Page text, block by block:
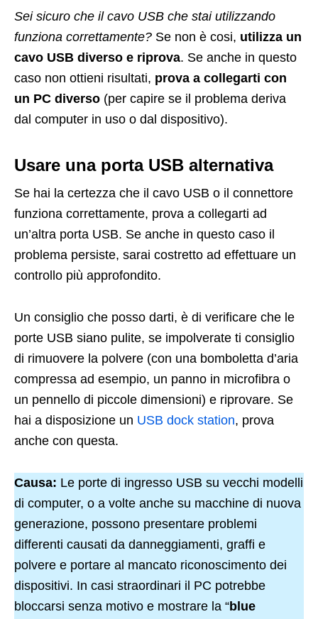
Sei sicuro che il cavo USB che stai utilizzando
funziona correttamente? Se non è cosi, utilizza un
cavo USB diverso e riprova. Se anche in questo
caso non ottieni risultati, prova a collegarti con
un PC diverso (per capire se il problema deriva
dal computer in uso o dal dispositivo).
Usare una porta USB alternativa
Se hai la certezza che il cavo USB o il connettore
funziona correttamente, prova a collegarti ad
un’altra porta USB. Se anche in questo caso il
problema persiste, sarai costretto ad effettuare un
controllo più approfondito.
Un consiglio che posso darti, è di verificare che le
porte USB siano pulite, se impolverate ti consiglio
di rimuovere la polvere (con una bomboletta d’aria
compressa ad esempio, un panno in microfibra o
un pennello di piccole dimensioni) e riprovare. Se
hai a disposizione un USB dock station, prova
anche con questa.
Causa: Le porte di ingresso USB su vecchi modelli
di computer, o a volte anche su macchine di nuova
generazione, possono presentare problemi
differenti causati da danneggiamenti, graffi e
polvere e portare al mancato riconoscimento dei
dispositivi. In casi straordinari il PC potrebbe
bloccarsi senza motivo e mostrare la “blue